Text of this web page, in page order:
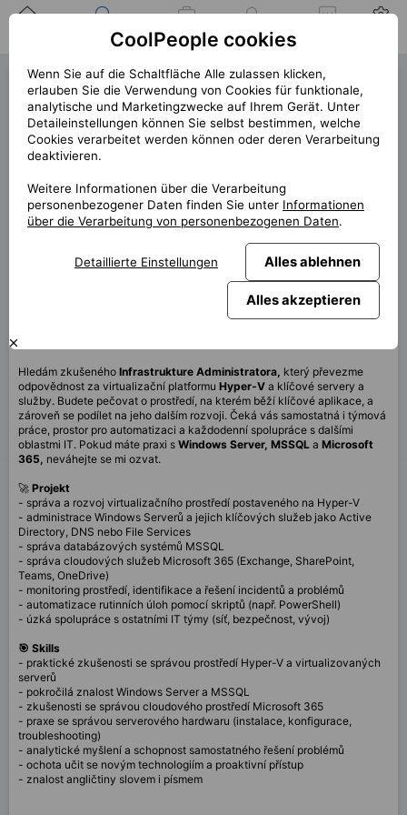
Position
Jobs
Infrastructure Administrator
(40672)
« zurück
Platz
Praha
Start (Länge)
10/2025
Home office
40%
Hledám zkušeného Infrastrukture Administratora, který převezme
odpovědnost za virtualizační platformu Hyper-V a klíčové servery a
služby. Budete pečovat o prostředí, na kterém běží klíčové aplikace, a
zároveň se podílet na jeho dalším rozvoji. Čeká vás samostatná i týmová
práce, prostor pro automatizaci a každodenní spolupráce s dalšími
oblastmi IT. Pokud máte praxi s Windows Server, MSSQL a Microsoft
365, neváhejte se mi ozvat.
🚀 Projekt
- správa a rozvoj virtualizačního prostředí postaveného na Hyper-V
- administrace Windows Serverů a jejich klíčových služeb jako Active
Directory, DNS nebo File Services
- správa databázových systémů MSSQL
- správa cloudových služeb Microsoft 365 (Exchange, SharePoint,
Teams, OneDrive)
- monitoring prostředí, identifikace a řešení incidentů a problémů
- automatizace rutinních úloh pomocí skriptů (např. PowerShell)
- úzká spolupráce s ostatními IT týmy (síť, bezpečnost, vývoj)
🎯 Skills
- praktické zkušenosti se správou prostředí Hyper-V a virtualizovaných
serverů
- pokročilá znalost Windows Server a MSSQL
- zkušenosti se správou cloudového prostředí Microsoft 365
- praxe se správou serverového hardwaru (instalace, konfigurace,
troubleshooting)
- analytické myšlení a schopnost samostatného řešení problémů
- ochota učit se novým technologiím a proaktivní přístup
- znalost angličtiny slovem i písmem
CoolPeople cookies
Wenn Sie auf die Schaltfläche Alle zulassen klicken,
erlauben Sie die Verwendung von Cookies für funktionale,
analytische und Marketingzwecke auf Ihrem Gerät. Unter
Detaileinstellungen können Sie selbst bestimmen, welche
Cookies verarbeitet werden können oder deren Verarbeitung
deaktivieren.
Weitere Informationen über die Verarbeitung
personenbezogener Daten finden Sie unter Informationen
über die Verarbeitung von personenbezogenen Daten.
Detaillierte Einstellungen Alles ablehnen
Alles akzeptieren